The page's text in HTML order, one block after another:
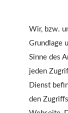
Wir, bzw.
Grundlage
Sinne des
jeden
Dienst
den